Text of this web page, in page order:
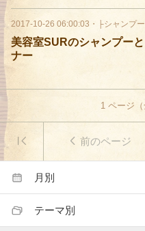
2017-10-26 06:00:03 ・ ├シャンプー
美容室SURのシャンプー
ナー
1ページ（
前のページ
月別
テーマ別